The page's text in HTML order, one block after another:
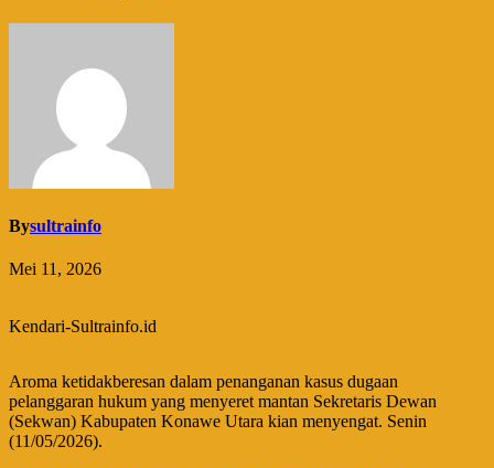
Bysultrainfo
Mei 11, 2026
Kendari-Sultrainfo.id
Aroma ketidakberesan dalam penanganan kasus dugaan
pelanggaran hukum yang menyeret mantan Sekretaris Dewan
(Sekwan) Kabupaten Konawe Utara kian menyengat. Senin
(11/05/2026).